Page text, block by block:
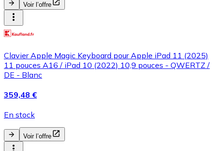
Voir l’offre
Clavier Apple Magic Keyboard pour Apple iPad 11 (2025)
11 pouces A16 / iPad 10 (2022) 10,9 pouces - QWERTZ /
DE - Blanc
359,48 €
En stock
Voir l’offre